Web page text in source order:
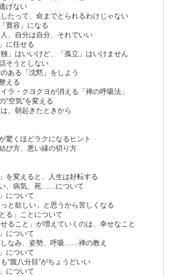
げない
たって、命までとられるわけじゃない
寛容」になる
、自分は自分、それでいい
に任せる
」はいいけど、「孤立」はいけません
そうとしない
ある「沈黙」をしよう
える
ラ・クヨクヨが消える「禅の呼吸法」
“空気”を変える
、朝起きたときから
驚くほどラクになるヒント
び方、悪い縁の切り方
」を変えると、人生は好転する
、病気、死……について
について
と欲しい」と思うから苦しくなる
る」ことについて
ること」が増えていくのは、幸せなこと
について
なみ、姿勢、呼吸……禅の教え
について
“腹八分目”がちょうどいい
について